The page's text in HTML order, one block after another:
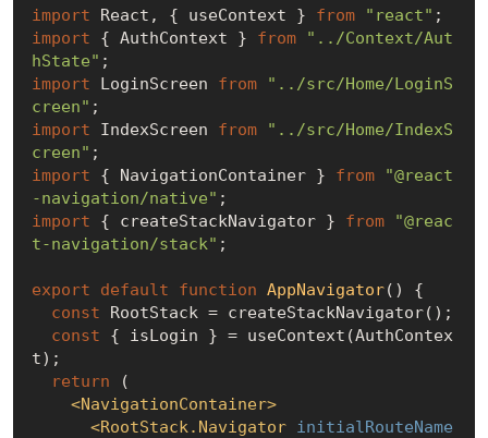
import React, { useContext } from "react"
import { AuthContext } from
"../Context/Aut
hState"
import LoginScreen from
"../src/Home/LoginS
creen"
import IndexScreen from
"../src/Home/IndexS
creen"
import { NavigationContainer } from
"@react
-navigation/native"
import { createStackNavigator } from
"@reac
t-navigation/stack" ;
export default function AppNavigator( ) {
const RootStack = createStackNavigator();
const { isLogin } = useContext(AuthContex
t);
return (
<NavigationContainer>
<RootStack.Navigator initialRouteName